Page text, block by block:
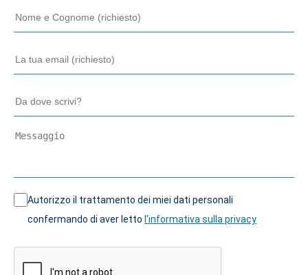
Autorizzo il trattamento dei miei dati personali
confermando di aver letto l'informativa sulla privacy